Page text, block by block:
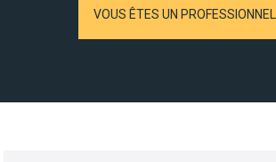
VOUS ÊTES UN PROFESSIONNEL